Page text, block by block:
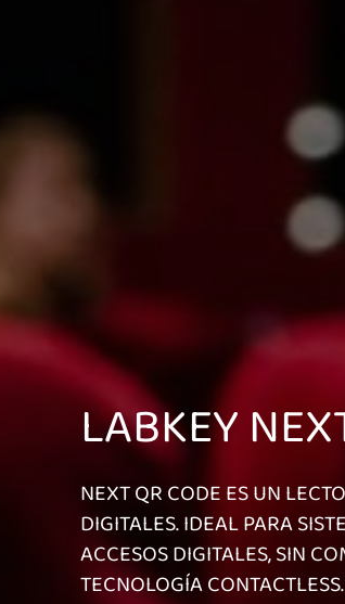
LABKEY
NEXT QR CODE ES UN
DIGITALES. IDEAL PARA
ACCESOS DIGITALES, SIN
TECNOLOGÍA CONTACTLESS.